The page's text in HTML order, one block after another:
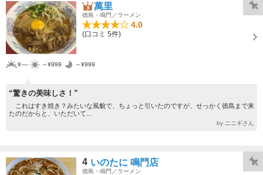
萬里
徳島・鳴門／ラーメン
4.0
(口コミ 5件)
¥---- ～¥999 ～¥999
“驚きの美味しさ！”
これはすき焼き？みたいな風貌で、ちょっと引いたのですが、せっかく徳島まで来
たのだからと、いただいて...
by ニニギさん
4 いのたに 鳴門店
徳島・鳴門／ラーメン